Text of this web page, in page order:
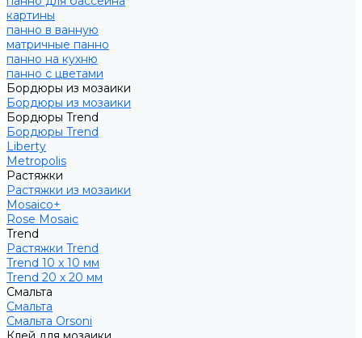
картины
панно в ванную
матричные панно
панно на кухню
панно с цветами
Бордюры из мозаики
Бордюры из мозаики
Бордюры Trend
Бордюры Trend
Liberty
Metropolis
Растяжки
Растяжки из мозаики
Mosaico+
Rose Mosaic
Trend
Растяжки Trend
Trend 10 х 10 мм
Trend 20 х 20 мм
Смальта
Смальта
Смальта Orsoni